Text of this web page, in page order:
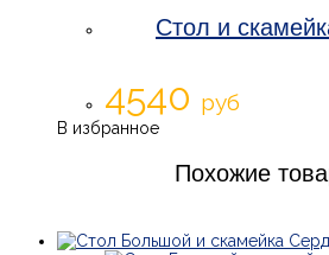
Стол и
4540 руб
В избранное
Похожие